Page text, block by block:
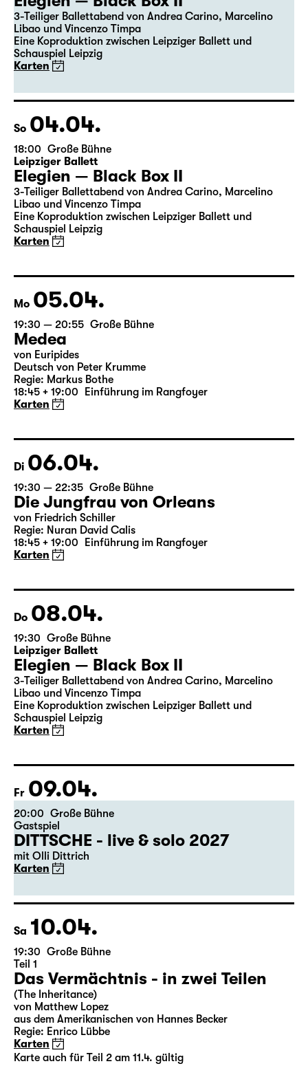
19:30 Große Bühne
Premiere
Leipziger Ballett
Elegien — Black Box II
3-Teiliger Ballettabend von Andrea Carino, Marcelino
Eine Koproduktion zwischen Leipziger Ballett und
Schauspiel Leipzig
Karten
So 04.04.
18:00 Große Bühne
Leipziger Ballett
Elegien — Black Box II
3-Teiliger Ballettabend von Andrea Carino, Marcelino
Schauspiel Leipzig
Karten
Mo 05.04.
19:30 — 20:55 Große Bühne
Medea
von Euripides
18:45 + 19:00 Einführung im Rangfoyer
Karten
Di 06.04.
19:30 — 22:35 Große Bühne
Die Jungfrau von Orleans
18:45 + 19:00 Einführung im Rangfoyer
Karten
Do 08.04.
19:30 Große Bühne
Leipziger Ballett
Elegien — Black Box II
3-Teiliger Ballettabend von Andrea Carino, Marcelino
Schauspiel Leipzig
Karten
Fr 09.04.
20:00
Große Bühne
Gastspiel
DITTSCHE - live & solo 2027
mit Olli Dittrich
Karten
Sa 10.04.
19:30 Große Bühne
Teil 1
Das Vermächtnis - in zwei Teilen
(The Inheritance)
von Matthew Lopez